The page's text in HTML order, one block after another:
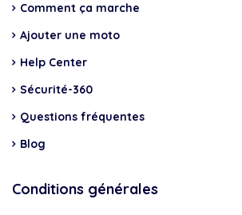
Comment ça marche
Ajouter une moto
Help Center
Sécurité-360
Questions fréquentes
Blog
Conditions générales